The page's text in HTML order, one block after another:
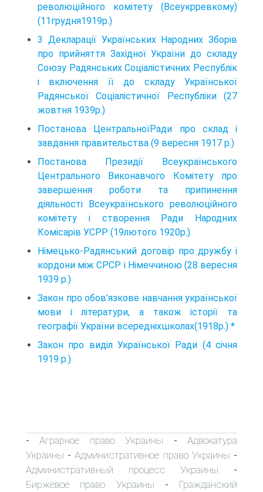
революційного комітету (Всеукрревкому)
(11грудня1919р.)
3 Декларації Українських Народних Зборів
про прийняття Західної України до складу
Союзу Радянських Соціалістичних Республік
і включення її до складу Української
Радянської Соціалістичної Республіки (27
жовтня 1939р.)
Постанова ЦентральноїРади про склад і
завдання правительства (9 вересня 1917 p.)
Постанова Президії Всеукраїнського
Центрального Виконавчого Комітету про
завершення роботи та припинення
діяльності Всеукраїнського революційного
комітету і створення Ради Народних
Комісарів УСРР (19лютого 1920р.)
Німецько-Радянський договір про дружбу і
кордони між CPCP i Німеччиною (28 вересня
1939 p.)
Закон про обов’язкове навчання української
мови і літератури, а також історії та
географії України всередніхшколах(1918р.) *
Закон про виділ Української Ради (4 січня
1919 p.)
-Аграрное право Украины -Адвокатура
Украины -Административное право Украины -
Административный процесс Украины -
Биржевое право Украины - Гражданский